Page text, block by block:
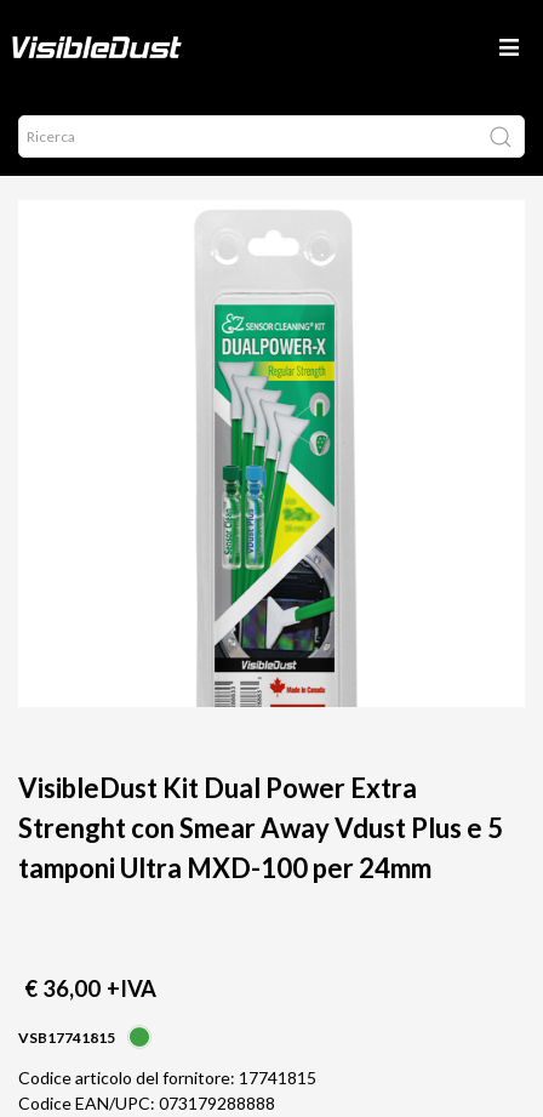
VisibleDust Kit Dual Power Extra
Strenght con Smear Away Vdust Plus e 5
tamponi Ultra MXD-100 per 24mm
€ 36,00 +IVA
VSB17741815
Codice articolo del fornitore: 17741815
Codice EAN/UPC: 073179288888